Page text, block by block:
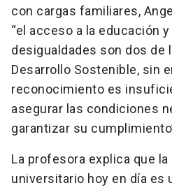
con cargas familiares,
“el acceso a la educación
desigualdades son dos de
Desarrollo Sostenible, sin
reconocimiento es
asegurar las condiciones
garantizar su
La profesora explica que
universitario hoy en día es